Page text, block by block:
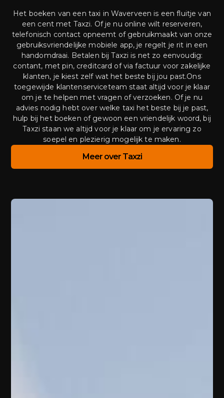
Het boeken van een taxi in Waverveen is een fluitje van
een cent met Taxzi. Of je nu online wilt reserveren,
telefonisch contact opneemt of gebruikmaakt van onze
gebruiksvriendelijke mobiele app, je regelt je rit in een
handomdraai. Betalen bij Taxzi is net zo eenvoudig:
contant, met pin, creditcard of via factuur voor zakelijke
klanten, je kiest zelf wat het beste bij jou past.Ons
toegewijde klantenserviceteam staat altijd voor je klaar
om je te helpen met vragen of verzoeken. Of je nu
advies nodig hebt over welke taxi het beste bij je past,
hulp bij het boeken of gewoon een vriendelijk woord, bij
Taxzi staan we altijd voor je klaar om je ervaring zo
soepel en plezierig mogelijk te maken.
Meer over Taxzi